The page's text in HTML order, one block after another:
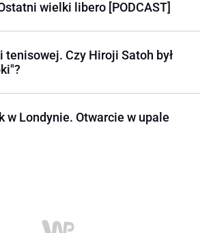
wielki libero [PODCAST]
Czy Hiroji Satoh był
w Londynie. Otwarcie w upale